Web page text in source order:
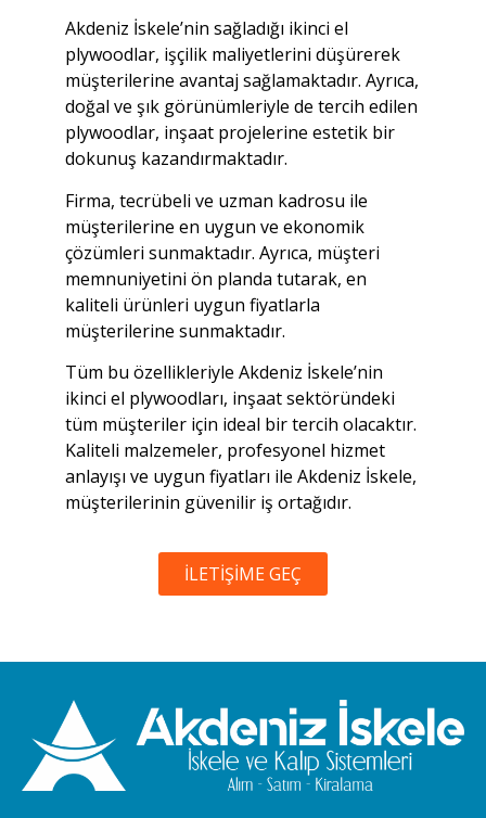
Akdeniz İskele’nin sağladığı ikinci el
plywoodlar, işçilik maliyetlerini düşürerek
müşterilerine avantaj sağlamaktadır. Ayrıca,
doğal ve şık görünümleriyle de tercih edilen
plywoodlar, inşaat projelerine estetik bir
dokunuş kazandırmaktadır.
Firma, tecrübeli ve uzman kadrosu ile
müşterilerine en uygun ve ekonomik
çözümleri sunmaktadır. Ayrıca, müşteri
memnuniyetini ön planda tutarak, en
kaliteli ürünleri uygun fiyatlarla
müşterilerine sunmaktadır.
Tüm bu özellikleriyle Akdeniz İskele’nin
ikinci el plywoodları, inşaat sektöründeki
tüm müşteriler için ideal bir tercih olacaktır.
Kaliteli malzemeler, profesyonel hizmet
anlayışı ve uygun fiyatları ile Akdeniz İskele,
müşterilerinin güvenilir iş ortağıdır.
İLETİŞİME GEÇ